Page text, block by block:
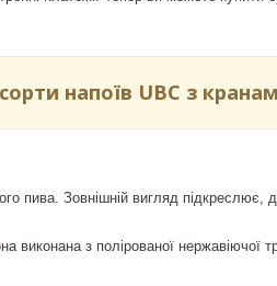
напоїв UBC з
пива. Зовнішній вигляд підкреслює,
виконана з полірованої нержавіючої